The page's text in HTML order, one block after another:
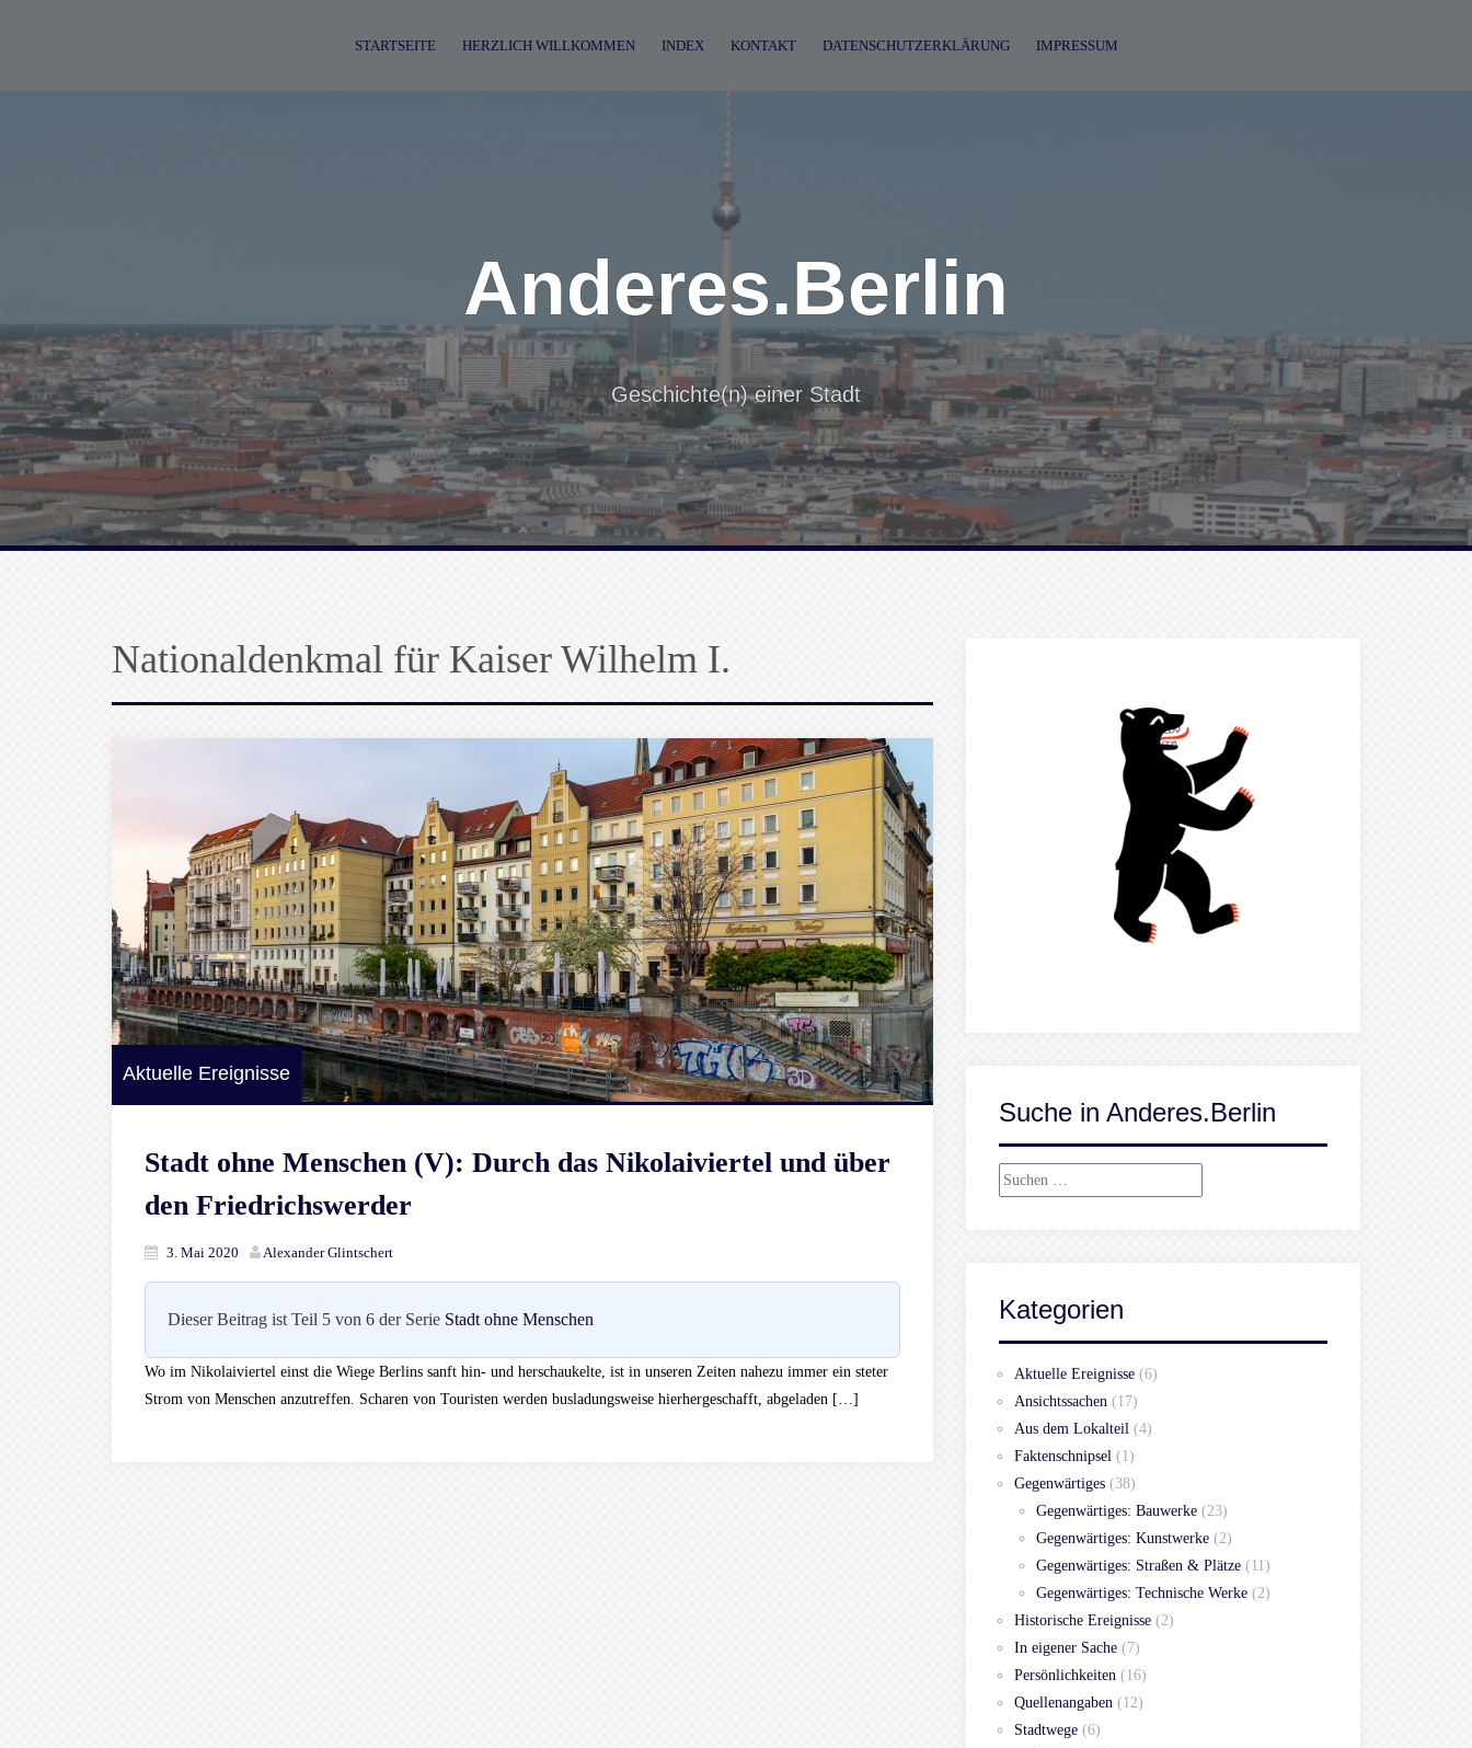
STARTSEITE HERZLICH WILLKOMMEN INDEX KONTAKT DATENSCHUTZERKLÄRUNG IMPRESSUM
Anderes.Berlin
Geschichte(n) einer Stadt
Nationaldenkmal für Kaiser Wilhelm I.
Aktuelle Ereignisse
Stadt ohne Menschen (V): Durch das Nikolaiviertel und über
den Friedrichswerder
3. Mai 2020 Alexander Glintschert
Dieser Beitrag ist Teil 5 von 6 der Serie Stadt ohne Menschen
Wo im Nikolaiviertel einst die Wiege Berlins sanft hin- und herschaukelte, ist in unseren Zeiten nahezu immer ein steter
Strom von Menschen anzutreffen. Scharen von Touristen werden busladungsweise hierhergeschafft, abgeladen […]
Suche in Anderes.Berlin
Suchen
Kategorien
Aktuelle Ereignisse (6)
Ansichtssachen (17)
Aus dem Lokalteil (4)
Faktenschnipsel (1)
Gegenwärtiges (38)
Gegenwärtiges: Bauwerke (23)
Gegenwärtiges: Kunstwerke (2)
Gegenwärtiges: Straßen & Plätze (11)
Gegenwärtiges: Technische Werke (2)
Historische Ereignisse (2)
In eigener Sache (7)
Persönlichkeiten (16)
Quellenangaben (12)
Stadtwege (6)